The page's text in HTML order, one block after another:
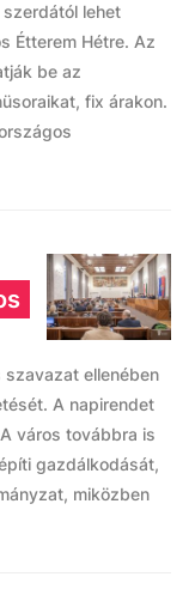
lehet
Étterem Hétre. Az
be az
fix árakon.
ellenében
A napirendet
város továbbra is
gazdálkodását,
miközben